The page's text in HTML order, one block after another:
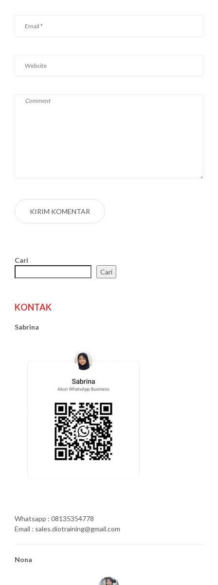
Cari
Cari
KONTAK
Sabrina
Whatsapp : 08135354778
Email : sales.diotraining@gmail.com
Nona